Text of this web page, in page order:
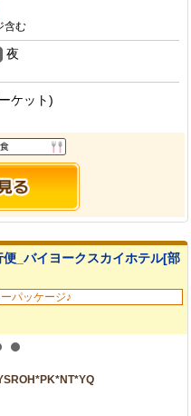
含む
夜
ケット)
_バイヨークスカイホテル[部
パッケージ♪